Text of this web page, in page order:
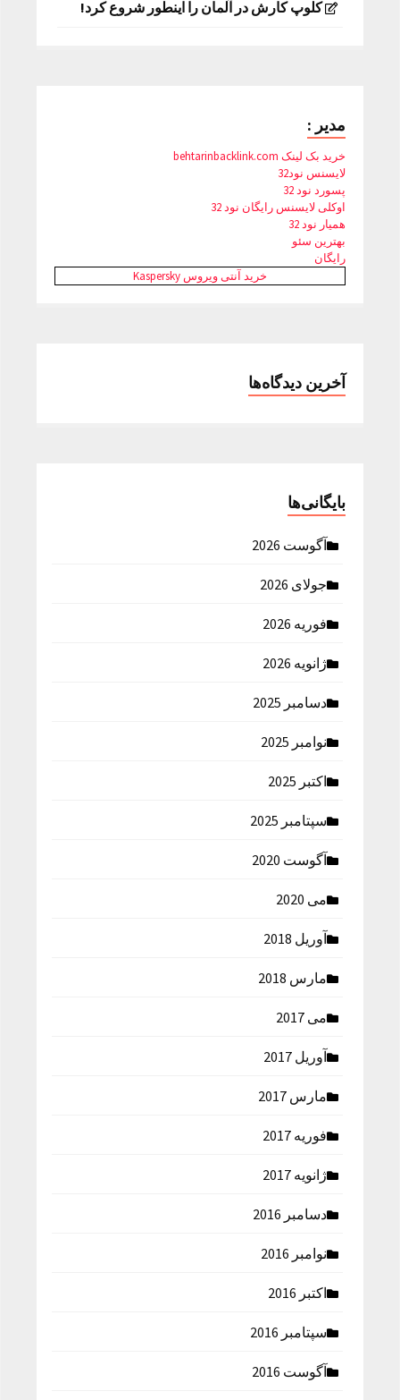
کلوپ کارش در آلمان را اینطور شروع کرد!
مدیر :
خرید بک لینک behtarinbacklink.com
لایسنس نود32
پسورد نود 32
اوکلی لایسنس رایگان نود 32
همیار نود 32
بهترین سئو
رایگان
خرید آنتی ویروس Kaspersky
آخرین دیدگاه‌ها
بایگانی‌ها
آگوست 2026
جولای 2026
فوریه 2026
ژانویه 2026
دسامبر 2025
نوامبر 2025
اکتبر 2025
سپتامبر 2025
آگوست 2020
می 2020
آوریل 2018
مارس 2018
می 2017
آوریل 2017
مارس 2017
فوریه 2017
ژانویه 2017
دسامبر 2016
نوامبر 2016
اکتبر 2016
سپتامبر 2016
آگوست 2016